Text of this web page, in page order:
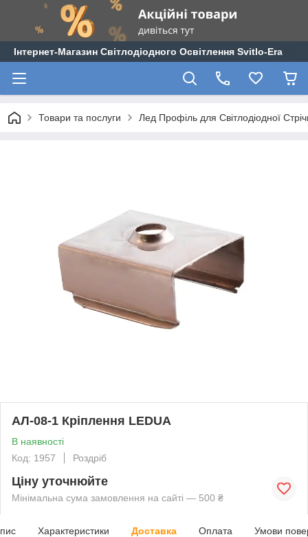
Інтернет-Магазин Світлодіодного Освітлення Svitlo-Era
Товари та послуги Лед Профіль для Світлодіодної
АЛ-08-1 Кріплення LEDUA
В наявності
Код: 1957
Роздріб
Ціну уточнюйте
Мінімальна сума замовлення на сайті — 500 ₴
Характеристики Доставка Оплата Умови